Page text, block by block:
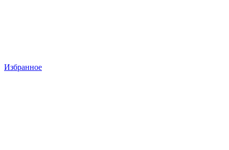
Избранное